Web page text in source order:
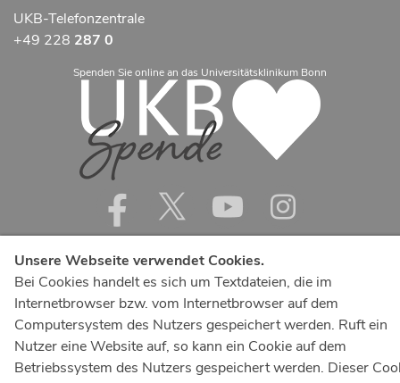
UKB-Telefonzentrale
+49 228 287 0
Spenden Sie online an das Universitätsklinikum Bonn
Unsere Webseite verwendet Cookies.
Bei Cookies handelt es sich um Textdateien, die im
Internetbrowser bzw. vom Internetbrowser auf dem
Computersystem des Nutzers gespeichert werden. Ruft ein
Nutzer eine Website auf, so kann ein Cookie auf dem
Betriebssystem des Nutzers gespeichert werden. Dieser